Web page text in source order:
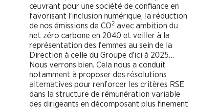
œuvrant pour une société de confiance en
favorisant l’inclusion numérique, la réduction
de nos émissions de CO2 avec ambition du
net zéro carbone en 2040 et veiller à la
représentation des femmes au sein de la
Direction à celle du Groupe d’ici à 2025…
Nous verrons bien. Cela nous a conduit
notamment à proposer des résolutions
alternatives pour renforcer les critères RSE
dans la structure de rémunération variable
des dirigeants en décomposant plus finement